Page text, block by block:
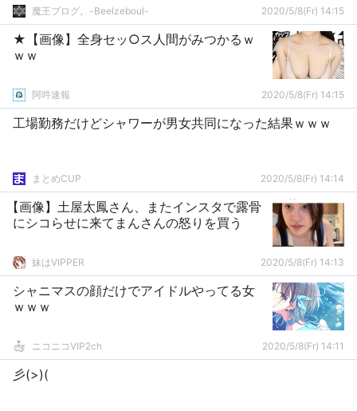
魔王ブログ。-Beelzeboul- 2020/5/8(Fr) 14:15
★【画像】全身セッ○ス人間がみつかるｗ
ｗｗ
阿吽速報 2020/5/8(Fr) 14:15
工場勤務だけどシャワーが男女共同になった結果ｗｗｗ
まとめCUP 2020/5/8(Fr) 14:14
【画像】土屋太鳳さん、またインスタで露骨
にシコらせに来てまんさんの怒りを買う
妹はVIPPER 2020/5/8(Fr) 14:13
シャニマスの顔だけでアイドルやってる女
ｗｗｗ
ニコニコVIP2ch 2020/5/8(Fr) 14:11
彡(>)(